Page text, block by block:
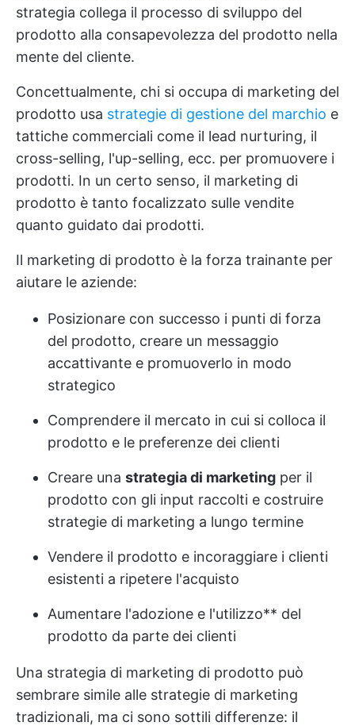
strategia collega il processo di sviluppo del
prodotto alla consapevolezza del prodotto nella
mente del cliente.
Concettualmente, chi si occupa di marketing del
prodotto usa strategie di gestione del marchio e
tattiche commerciali come il lead nurturing, il
cross-selling, l'up-selling, ecc. per promuovere i
prodotti. In un certo senso, il marketing di
prodotto è tanto focalizzato sulle vendite
quanto guidato dai prodotti.
Il marketing di prodotto è la forza trainante per
aiutare le aziende:
Posizionare con successo i punti di forza
del prodotto, creare un messaggio
accattivante e promuoverlo in modo
strategico
Comprendere il mercato in cui si colloca il
prodotto e le preferenze dei clienti
Creare una strategia di marketing per il
prodotto con gli input raccolti e costruire
strategie di marketing a lungo termine
Vendere il prodotto e incoraggiare i clienti
esistenti a ripetere l'acquisto
Aumentare l'adozione e l'utilizzo** del
prodotto da parte dei clienti
Una strategia di marketing di prodotto può
sembrare simile alle strategie di marketing
tradizionali, ma ci sono sottili differenze: il